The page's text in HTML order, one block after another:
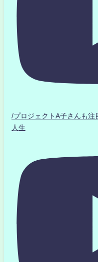
/プロジェクトA子さんも
人生